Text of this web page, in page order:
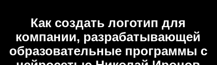
Как создать логотип для
компании, разрабатывающей
образовательные программы с